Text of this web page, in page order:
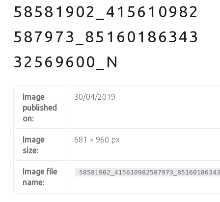
58581902_415610982
587973_85160186343
32569600_N
Image
published
on:
30/04/2019
Image
size:
681 × 960 px
Image file
name: